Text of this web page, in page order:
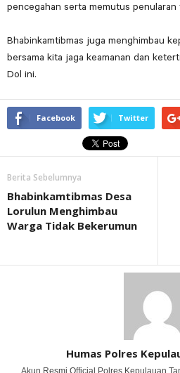
pencegahan serta memutus penularan
Bhabinkamtibmas juga menghimbau
bersama kita jaga keamanan dan
Dol ini.
Facebook Twitter
Berita Sebelumnya
Bhabinkamtibmas Desa
Lorulun Menghimbau
Warga Tidak Bekerumun
Humas Polres
Akun Resmi Official Polres Kepulauan